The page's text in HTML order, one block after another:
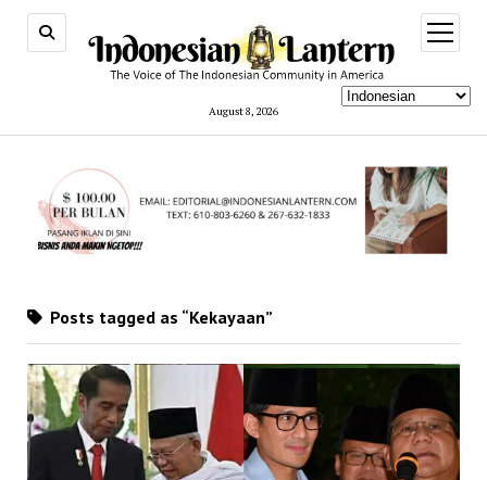
August 8, 2026
open
menu
Posts tagged as “Kekayaan”